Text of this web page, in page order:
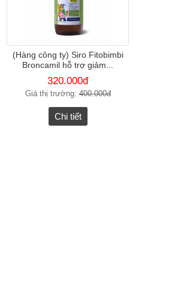
(Hàng công ty) Siro Fitobimbi
Broncamil hỗ trợ giảm...
320.000đ
Giá thị trường:400.000đ
Chi tiết